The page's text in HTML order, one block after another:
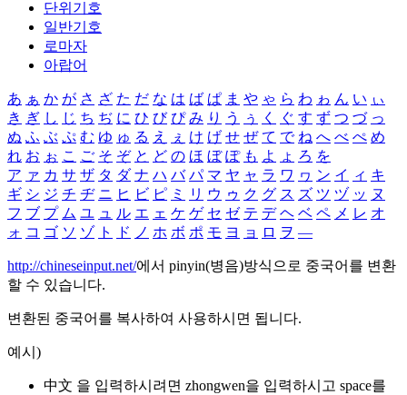
단위기호
일반기호
로마자
아랍어
あ ぁ か が さ ざ た だ な は ば ぱ ま や ゃ ら わ ゎ ん い ぃ
き ぎ し じ ち ぢ に ひ び ぴ み り う ぅ く ぐ す ず つ づ っ
ぬ ふ ぶ ぷ む ゆ ゅ る え ぇ け げ せ ぜ て で ね へ べ ぺ め
れ お ぉ こ ご そ ぞ と ど の ほ ぼ ぽ も よ ょ ろ を
ア ァ カ サ ザ タ ダ ナ ハ バ パ マ ヤ ャ ラ ワ ヮ ン イ ィ キ
ギ シ ジ チ ヂ ニ ヒ ビ ピ ミ リ ウ ゥ ク グ ス ズ ツ ヅ ッ ヌ
フ ブ プ ム ユ ュ ル エ ェ ケ ゲ セ ゼ テ デ ヘ ベ ペ メ レ オ
ォ コ ゴ ソ ゾ ト ド ノ ホ ボ ポ モ ヨ ョ ロ ヲ ―
http://chineseinput.net/에서 pinyin(병음)방식으로 중국어를 변환
할 수 있습니다.
변환된 중국어를 복사하여 사용하시면 됩니다.
예시)
中文 을 입력하시려면 zhongwen을 입력하시고 space를